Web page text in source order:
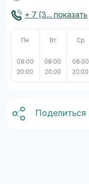
+ 7 (3... показать
Пн
08:00
20:00
Вт
08:00
20:00
Ср
08:00
20:00
Поделиться